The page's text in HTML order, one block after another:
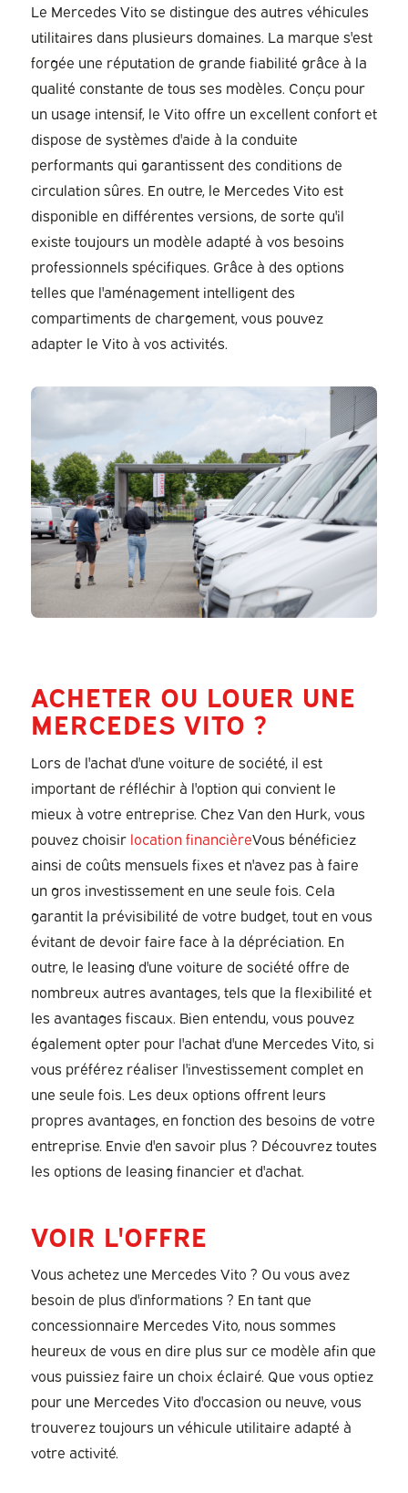
Le Mercedes Vito se distingue des autres véhicules
utilitaires dans plusieurs domaines. La marque s'est
forgée une réputation de grande fiabilité grâce à la
qualité constante de tous ses modèles. Conçu pour
un usage intensif, le Vito offre un excellent confort et
dispose de systèmes d'aide à la conduite
performants qui garantissent des conditions de
circulation sûres. En outre, le Mercedes Vito est
disponible en différentes versions, de sorte qu'il
existe toujours un modèle adapté à vos besoins
professionnels spécifiques. Grâce à des options
telles que l'aménagement intelligent des
compartiments de chargement, vous pouvez
adapter le Vito à vos activités.
ACHETER OU LOUER UNE
MERCEDES VITO ?
Lors de l'achat d'une voiture de société, il est
important de réfléchir à l'option qui convient le
mieux à votre entreprise. Chez Van den Hurk, vous
pouvez choisir location financièreVous bénéficiez
ainsi de coûts mensuels fixes et n'avez pas à faire
un gros investissement en une seule fois. Cela
garantit la prévisibilité de votre budget, tout en vous
évitant de devoir faire face à la dépréciation. En
outre, le leasing d'une voiture de société offre de
nombreux autres avantages, tels que la flexibilité et
les avantages fiscaux. Bien entendu, vous pouvez
également opter pour l'achat d'une Mercedes Vito, si
vous préférez réaliser l'investissement complet en
une seule fois. Les deux options offrent leurs
propres avantages, en fonction des besoins de votre
entreprise. Envie d'en savoir plus ? Découvrez toutes
les options de leasing financier et d'achat.
VOIR L'OFFRE
Vous achetez une Mercedes Vito ? Ou vous avez
besoin de plus d'informations ? En tant que
concessionnaire Mercedes Vito, nous sommes
heureux de vous en dire plus sur ce modèle afin que
vous puissiez faire un choix éclairé. Que vous optiez
pour une Mercedes Vito d'occasion ou neuve, vous
trouverez toujours un véhicule utilitaire adapté à
votre activité.